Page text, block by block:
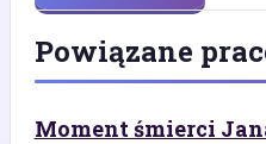
Powiązane
Moment śmierci